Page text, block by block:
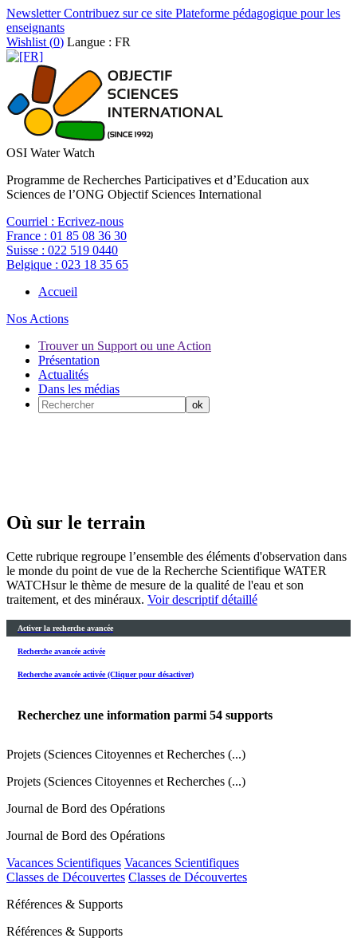
NewsletterContribuez sur ce site Plateforme pédagogique pour les
enseignants
Wishlist (0) Langue : FR
OSI Water Watch
Programme de Recherches Participatives et d’Education aux
Sciences de l’ONG Objectif Sciences International
Courriel : Ecrivez-nous
France : 01 85 08 36 30
Suisse : 022 519 0440
Belgique : 023 18 35 65
Accueil
Nos Actions
Trouver un Support ou une Action
Présentation
Actualités
Dans les médias
Où sur le terrain
Cette rubrique regroupe l’ensemble des éléments d'observation dans
le monde du point de vue de la Recherche Scientifique WATER
WATCHsur le thème de mesure de la qualité de l'eau et son
traitement, et des minéraux. Voir descriptif détaillé
Activer la recherche avancée
Recherche avancée activée
Recherche avancée activée (Cliquer pour désactiver)
Recherchez une information parmi 54 supports
Projets (Sciences Citoyennes et Recherches (...)
Projets (Sciences Citoyennes et Recherches (...)
Journal de Bord des Opérations
Journal de Bord des Opérations
Vacances Scientifiques Vacances Scientifiques
Classes de Découvertes Classes de Découvertes
Références & Supports
Références & Supports